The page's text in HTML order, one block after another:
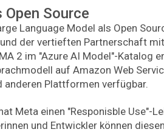
Source
Language Model als Open
der vertieften Partnerschaft mit
2 im "Azure AI Model"-Katalog
auf Amazon Web
anderen Plattformen verfügbar.
Meta einen "Responisble Use"-
und Entwickler können